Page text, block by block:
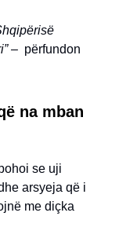
– përfundon
na mban
se uji
arsyeja që i
me diçka